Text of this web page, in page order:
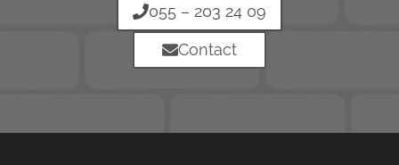
055 – 203 24 09
Contact